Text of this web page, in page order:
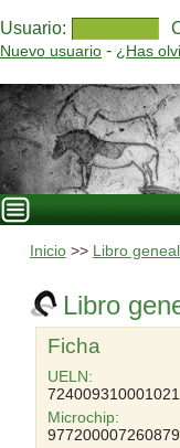
Usuario:
Nuevo usuario - ¿Has
Inicio>> Libro
Libro
Ficha
UELN:
724009310001021
Microchip:
977200007260879